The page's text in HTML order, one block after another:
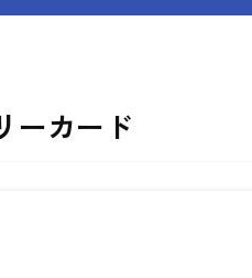
ーカード